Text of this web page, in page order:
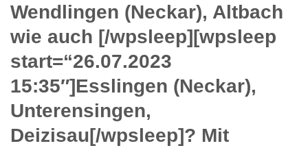
Wendlingen (Neckar), Altbach
wie auch [/wpsleep][wpsleep
start=“26.07.2023
15:35″]Esslingen (Neckar),
Unterensingen,
Deizisau[/wpsleep]? Mit